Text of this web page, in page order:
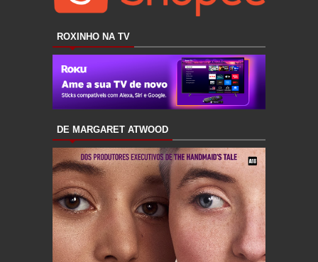
ROXINHO NA TV
DE MARGARET ATWOOD